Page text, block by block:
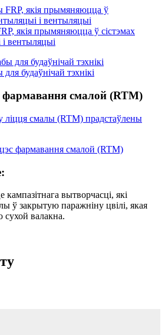
якія прымяняюцца ў сістэмах
вентыляцыі
будаўнічай тэхнікі
фармавання смалой (RTM)
кампазітнага вытворчасці, які
ў закрытую паражніну цвілі, якая
валакна.